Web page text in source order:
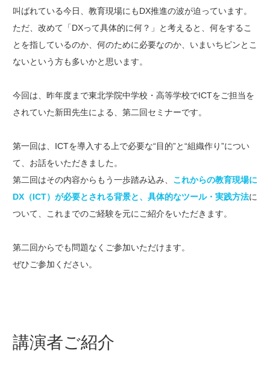
叫ばれている今日、教育現場にもDX推進の波が迫っています。
ただ、改めて「DXって具体的に何？」と考えると、何をするこ
とを指しているのか、何のために必要なのか、いまいちピンとこ
ないという方も多いかと思います。
今回は、昨年度まで東北学院中学校・高等学校でICTをご担当を
されていた新田先生による、第二回セミナーです。
第一回は、ICTを導入する上で必要な“目的”と“組織作り”につい
て、お話をいただきました。
第二回はその内容からもう一歩踏み込み、 これからの教育現場に
DX（ICT）が必要とされる背景と、具体的なツール・実践方法に
ついて、これまでのご経験を元にご紹介をいただきます。
第二回からでも問題なくご参加いただけます。
ぜひご参加ください。
講演者ご紹介